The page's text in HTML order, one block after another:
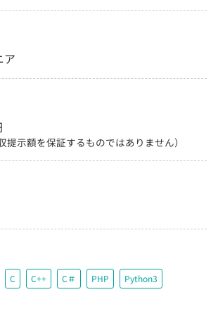
ア
提示額を保証するものではありません）
C C++ C＃ PHP Python3